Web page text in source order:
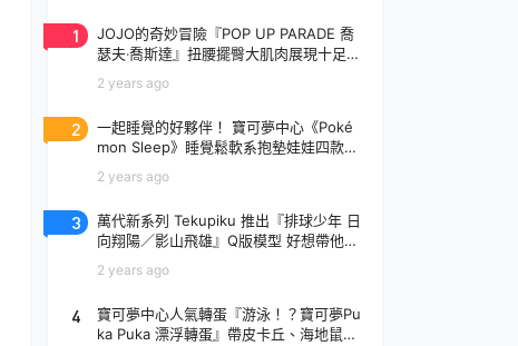
1
JOJO的奇妙冒險『POP UP PARADE 喬
瑟夫‧喬斯達』扭腰擺臀大肌肉展現十足騷
2 years ago
2
一起睡覺的好夥伴！ 寶可夢中心《Poké
mon Sleep》睡覺鬆軟系抱墊娃娃四款登
2 years ago
3
萬代新系列 Tekupiku 推出『排球少年 日
向翔陽／影山飛雄』Q版模型 好想帶他出
2 years ago
4
寶可夢中心人氣轉蛋『游泳！？寶可夢Pu
ka Puka 漂浮轉蛋』帶皮卡丘、海地鼠去